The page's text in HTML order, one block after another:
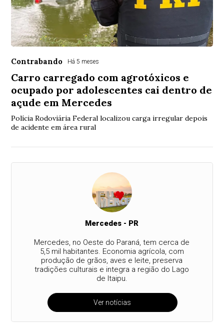
Contrabando Há 5 meses
Carro carregado com agrotóxicos e
ocupado por adolescentes cai dentro de
açude em Mercedes
Polícia Rodoviária Federal localizou carga irregular depois
de acidente em área rural
Mercedes - PR
Mercedes, no Oeste do Paraná, tem cerca de
5,5 mil habitantes. Economia agrícola, com
produção de grãos, aves e leite, preserva
tradições culturais e integra a região do Lago
de Itaipu.
Ver notícias